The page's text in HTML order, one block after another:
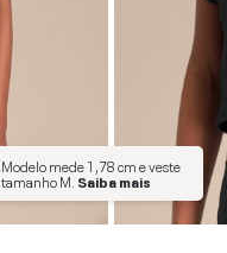
Modelo mede1,78 cme veste
tamanhoM Saiba mais